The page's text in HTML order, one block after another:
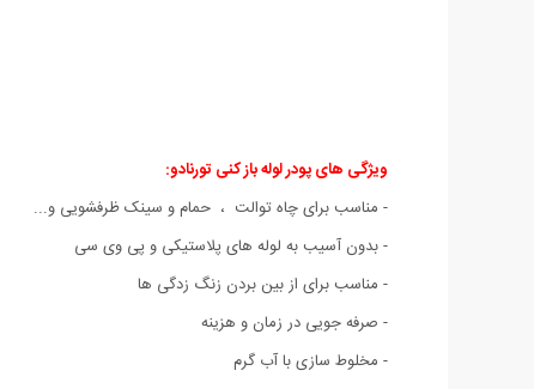
ویژگی های پودر لوله باز کنی تورنادو:
- مناسب برای چاه توالت ، حمام و سینک ظرفشویی و...
- بدون آسیب به لوله های پلاستیکی و پی وی سی
- مناسب برای از بین بردن زنگ زدگی ها
- صرفه جویی در زمان و هزینه
- مخلوط سازی با آب گرم